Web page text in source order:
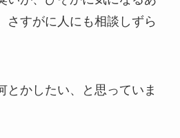
さすがに人にも相談しずら
とかしたい、と思っていま